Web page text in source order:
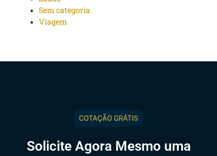
Sem categoria
Viagem
COTAÇÃO GRÁTIS
Solicite Agora Mesmo uma